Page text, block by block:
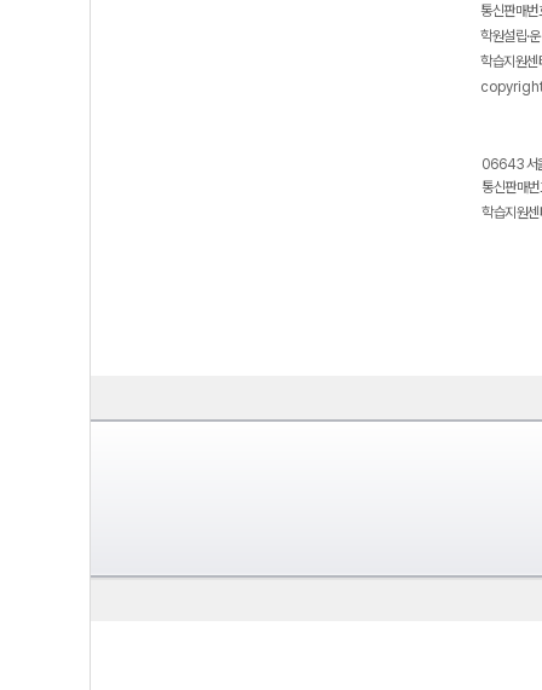
통신판매
학원설립·
학습지원
06643 서
통신판매
학습지원